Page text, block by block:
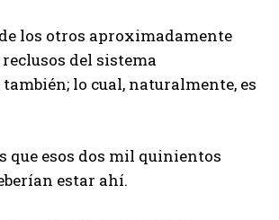
los otros aproximadamente
del sistema
lo cual, naturalmente, es
que esos dos mil quinientos
estar ahí.